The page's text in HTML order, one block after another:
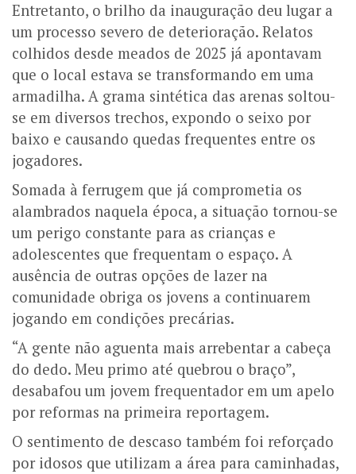
Entretanto, o brilho da inauguração deu lugar a
um processo severo de deterioração. Relatos
colhidos desde meados de 2025 já apontavam
que o local estava se transformando em uma
armadilha. A grama sintética das arenas soltou-
se em diversos trechos, expondo o seixo por
baixo e causando quedas frequentes entre os
jogadores.
Somada à ferrugem que já comprometia os
alambrados naquela época, a situação tornou-se
um perigo constante para as crianças e
adolescentes que frequentam o espaço. A
ausência de outras opções de lazer na
comunidade obriga os jovens a continuarem
jogando em condições precárias.
“A gente não aguenta mais arrebentar a cabeça
do dedo. Meu primo até quebrou o braço”,
desabafou um jovem frequentador em um apelo
por reformas na primeira reportagem.
O sentimento de descaso também foi reforçado
por idosos que utilizam a área para caminhadas,